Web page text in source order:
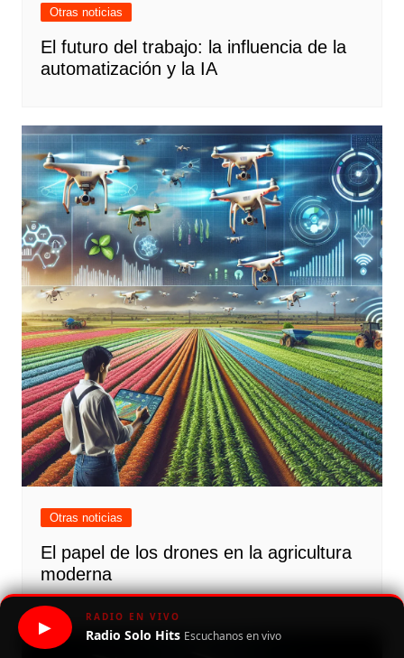
Otras noticias
El futuro del trabajo: la influencia de la
automatización y la IA
Otras noticias
El papel de los drones en la agricultura
moderna
▶
RADIO EN VIVO
Radio Solo Hits Escuchanos en vivo